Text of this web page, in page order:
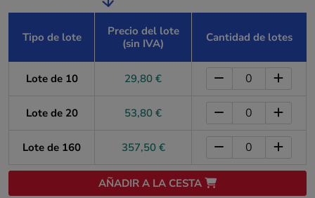
Tipo de lote
Precio del lote
(sin IVA)
Cantidad de lotes
Lote de 10 29,80 €
Lote de 20 53,80 €
Lote de 160 357,50 €
AÑADIR A LA CESTA